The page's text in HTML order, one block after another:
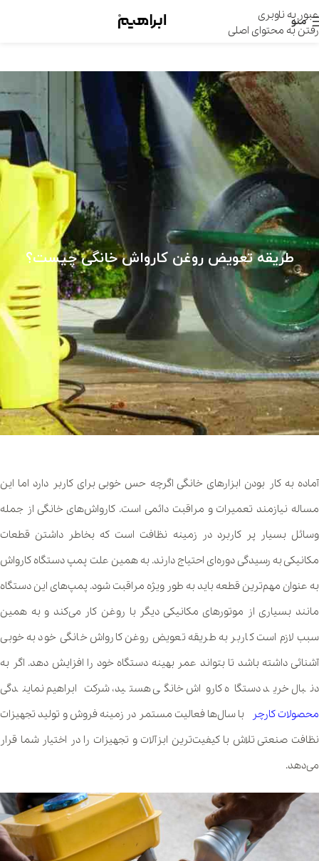
عبور به ناوبری
رفتن به محتوای اصلی
منو
طریقه تعویض روغن کارواش خانگی چیست؟
آماده به کار بودن ابزارهای خانگی اگرچه حس خوبی برای کاربر دارد اما این
مساله نیازمند تعمیرات و مراقبت دائمی است. کارواش‌های خانگی از جمله
وسائل بسیار پر کاربرد در زمینه نظافت است که بخاطر داشتن قطعات
مکانیکی به رسیدگی دوره‌ای احتیاج دارند. به همین علت پمپ دستگاه کارواش
به عنوان مهم‌ترین قطعه باید به طور ویژه مراقبت شود. پمپ‌های این دستگاه
مانند بسیاری از موتورهای مکانیکی دیگر با روغن کار می‌کند و به همین
سبب لازم است کاربر به طریقه تعویض روغن کارواش خانگی خود به خوبی
آشنائی داشته باشد تا بتواند عمر بهینه دستگاه خود را افزایش دهد. اگر به
دنبال خرید دستگاه کارواش خانگی هستید، شرکت ابراهیم نمایندگی
محصولات کارچر
با سال‌ها فعالیت مستمر در زمینه فروش و تولید تجهیزات
نظافت صنعتی تلاش با کیفیت‌ترین ابزآلات و تجهیزات را در اختیار شما قرار
می‌دهد.